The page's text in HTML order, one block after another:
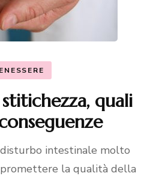
quali
intestinale molto
la qualità della